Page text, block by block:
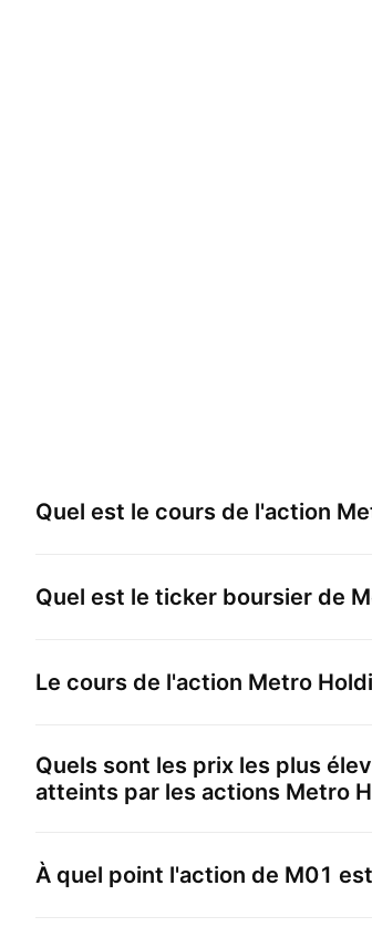
Quel est le cours de l'action
Quel est le ticker boursier de
Le cours de l'action Metro
Quels sont les prix les plus
atteints par les actions Metro
À quel point l'action de M01